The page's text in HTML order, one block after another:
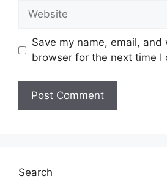
Website
Save my name, email,
browser for the next time I
Search